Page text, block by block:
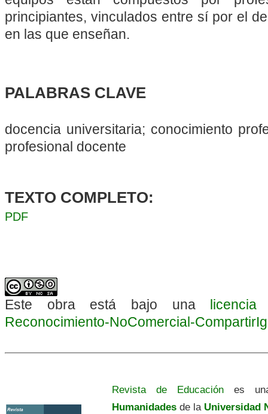
principiantes, vinculados entre sí por el
en las que enseñan.
PALABRAS CLAVE
docencia universitaria; conocimiento
profesional docente
TEXTO COMPLETO:
PDF
Este obra está bajo una
Reconocimiento-NoComercial-
Revista de Educación es
Humanidades de la Universidad